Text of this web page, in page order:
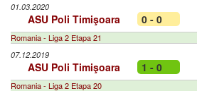
01.03.2020
ASU Poli Timişoara 0 - 0
Romania - Liga 2 Etapa 21
07.12.2019
ASU Poli Timişoara 1 - 0
Romania - Liga 2 Etapa 20